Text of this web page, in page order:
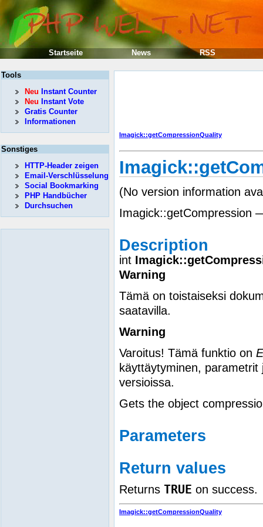
Imagick::getCompressionQuality
(No version information
Imagick::getCompression
Description
int
Warning
Tämä on toistaiseksi
saatavilla.
Warning
Varoitus! Tämä funktio on
käyttäytyminen,
versioissa.
Gets the object
Parameters
Return values
Returns TRUE on success.
Imagick::getCompressionQuality
Tools
Neu Instant Counter
Neu Instant Vote
Gratis Counter
Informationen
Sonstiges
HTTP-Header zeigen
Email-Verschlüsselung
Social Bookmarking
PHP Handbücher
Durchsuchen
Startseite News RSS